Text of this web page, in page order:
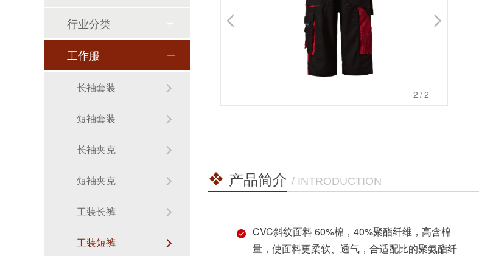
2 /2
产品简介 / INTRODUCTION
CVC斜纹面料 60%棉，40%聚酯纤维，高含棉
量，使面料更柔软、透气，合适配比的聚氨酯纤
行业分类
工作服
长袖套装
短袖套装
长袖夹克
短袖夹克
工装长裤
工装短裤